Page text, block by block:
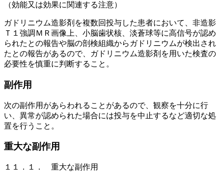
（効能又は効果に関連する注意）
ガドリニウム造影剤を複数回投与した患者において、非造影
Ｔ１強調ＭＲ画像上、小脳歯状核、淡蒼球等に高信号が認め
られたとの報告や脳の剖検組織からガドリニウムが検出され
たとの報告があるので、ガドリニウム造影剤を用いた検査の
必要性を慎重に判断すること。
副作用
次の副作用があらわれることがあるので、観察を十分に行
い、異常が認められた場合には投与を中止するなど適切な処
置を行うこと。
重大な副作用
１１．１． 重大な副作用